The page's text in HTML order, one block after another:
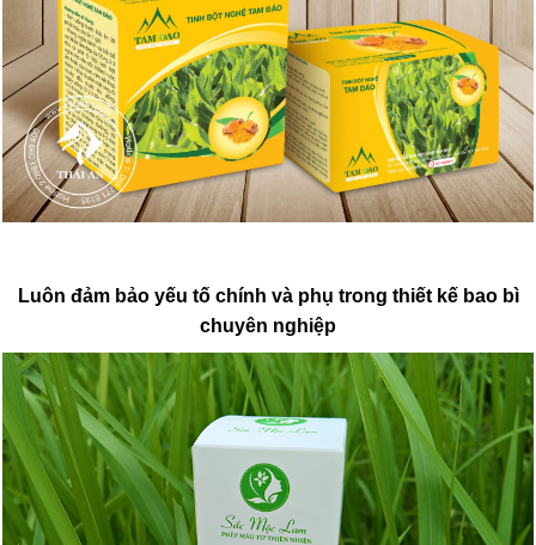
Luôn đảm bảo yếu tố chính và phụ trong thiết kế bao bì
chuyên nghiệp